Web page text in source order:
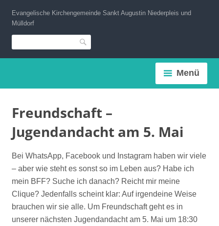
Inhalt
springen
Evangelische Kirchengemeinde Sankt Augustin Niederpleis und
Mülldorf
Suche
Menü
Freundschaft –
Jugendandacht am 5. Mai
Bei WhatsApp, Facebook und Instagram haben wir viele
– aber wie steht es sonst so im Leben aus? Habe ich
mein BFF? Suche ich danach? Reicht mir meine
Clique? Jedenfalls scheint klar: Auf irgendeine Weise
brauchen wir sie alle. Um Freundschaft geht es in
unserer nächsten Jugendandacht am 5. Mai um 18:30